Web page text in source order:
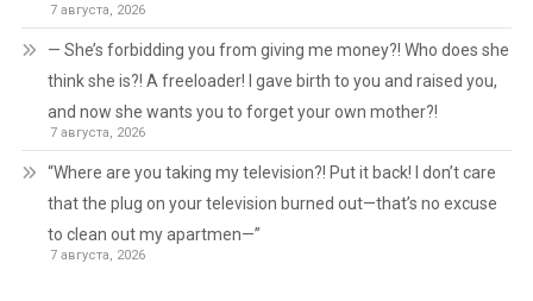
7 августа, 2026
— She’s forbidding you from giving me money?! Who does she
think she is?! A freeloader! I gave birth to you and raised you,
and now she wants you to forget your own mother?!
7 августа, 2026
“Where are you taking my television?! Put it back! I don’t care
that the plug on your television burned out—that’s no excuse
to clean out my apartmen—”
7 августа, 2026